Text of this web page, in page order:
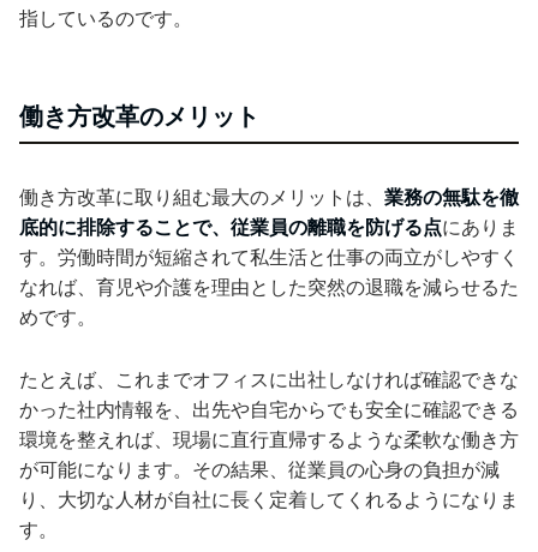
指しているのです。
働き方改革のメリット
働き方改革に取り組む最大のメリットは、 業務の無駄を徹
底的に排除することで、従業員の離職を防げる点にありま
す。労働時間が短縮されて私生活と仕事の両立がしやすく
なれば、育児や介護を理由とした突然の退職を減らせるた
めです。
たとえば、これまでオフィスに出社しなければ確認できな
かった社内情報を、出先や自宅からでも安全に確認できる
環境を整えれば、現場に直行直帰するような柔軟な働き方
が可能になります。その結果、従業員の心身の負担が減
り、大切な人材が自社に長く定着してくれるようになりま
す。